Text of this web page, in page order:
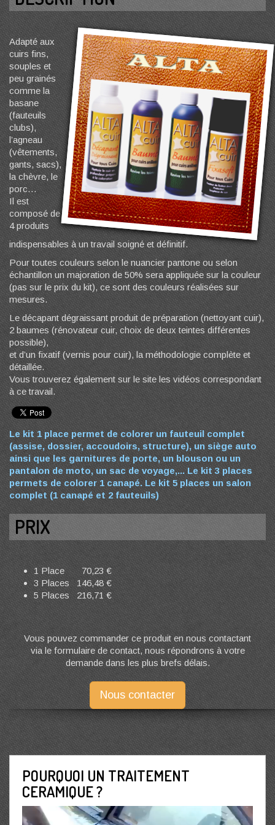
Adapté aux
cuirs fins,
souples et
peu grainés
comme la
basane
(fauteuils
clubs),
l’agneau
(vêtements,
gants, sacs),
la chèvre, le
porc…
Il est
composé de
4 produits
indispensables à un travail soigné et définitif.
Pour toutes couleurs selon le nuancier pantone ou selon
échantillon un majoration de 50% sera appliquée sur la couleur
(pas sur le prix du kit), ce sont des couleurs réalisées sur
mesures.
Le décapant dégraissant produit de préparation (nettoyant cuir),
2 baumes (rénovateur cuir, choix de deux teintes différentes
possible),
et d’un fixatif (vernis pour cuir), la méthodologie complète et
détaillée.
Vous trouverez également sur le site les vidéos correspondant
à ce travail.
Le kit 1 place permet de colorer un fauteuil complet
(assise, dossier, accoudoirs, structure), un siège auto
ainsi que les garnitures de porte, un blouson ou un
pantalon de moto, un sac de voyage,... Le kit 3 places
permets de colorer 1 canapé. Le kit 5 places un salon
complet (1 canapé et 2 fauteuils)
PRIX
1 Place 70,23 €
3 Places 146,48 €
5 Places 216,71 €
Vous pouvez commander ce produit en nous contactant
via le formulaire de contact, nous répondrons à votre
demande dans les plus brefs délais.
Nous contacter
POURQUOI UN TRAITEMENT
CERAMIQUE ?
Lecteur
vidéo